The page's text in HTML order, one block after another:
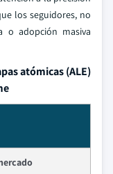
los seguidores, no
o adopción masiva
atómicas (ALE)